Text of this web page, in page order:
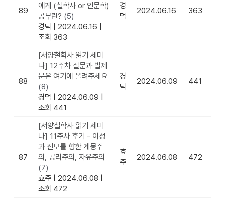
89
에게 (철학사 or 인문학)
공부란? (5)
경덕 | 2024.06.16 |
조회 363
경
덕
2024.06.16 363
88
[서양철학사 읽기 세미
나] 12주차 질문과 발제
문은 여기에 올려주세요
(8)
경덕 | 2024.06.09 |
조회 441
경
덕
2024.06.09 441
87
[서양철학사 읽기 세미
나] 11주차 후기 - 이성
과 진보를 향한 계몽주
의, 공리주의, 자유주의
(7)
효주 | 2024.06.08 |
조회 472
효
주
2024.06.08 472